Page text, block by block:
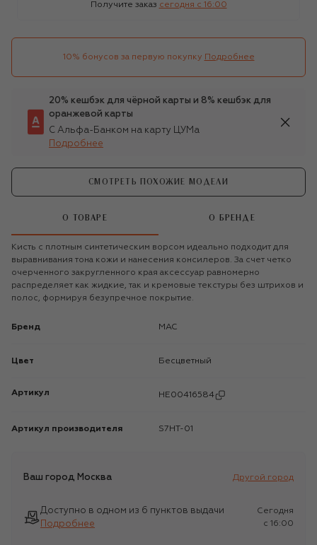
Получите заказ сегодня c 16:00
10% бонусов за первую покупку Подробнее
20% кешбэк для чёрной карты и 8% кешбэк для
оранжевой карты
С Альфа-Банком на карту ЦУМа
Подробнее
СМОТРЕТЬ ПОХОЖИЕ МОДЕЛИ
О ТОВАРЕ О БРЕНДЕ
Кисть с плотным синтетическим ворсом идеально подходит для
выравнивания тона кожи и нанесения консилеров. За счет четко
очерченного закругленного края аксессуар равномерно
распределяет как жидкие, так и кремовые текстуры без штрихов и
полос, формируя безупречное покрытие.
Бренд MAC
Цвет Бесцветный
Артикул HE00416584
Артикул производителя S7HT-01
Ваш город Москва Другой город
Доступно в одном из 6 пунктов выдачи
Подробнее
Сегодня
c 16:00